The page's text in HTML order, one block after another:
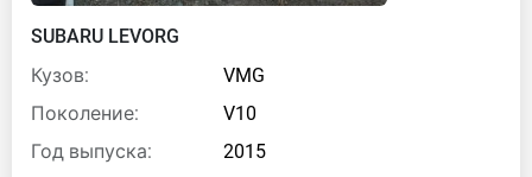
SUBARU LEVORG
Кузов:
VMG
Поколение:
V10
Год выпуска:
2015